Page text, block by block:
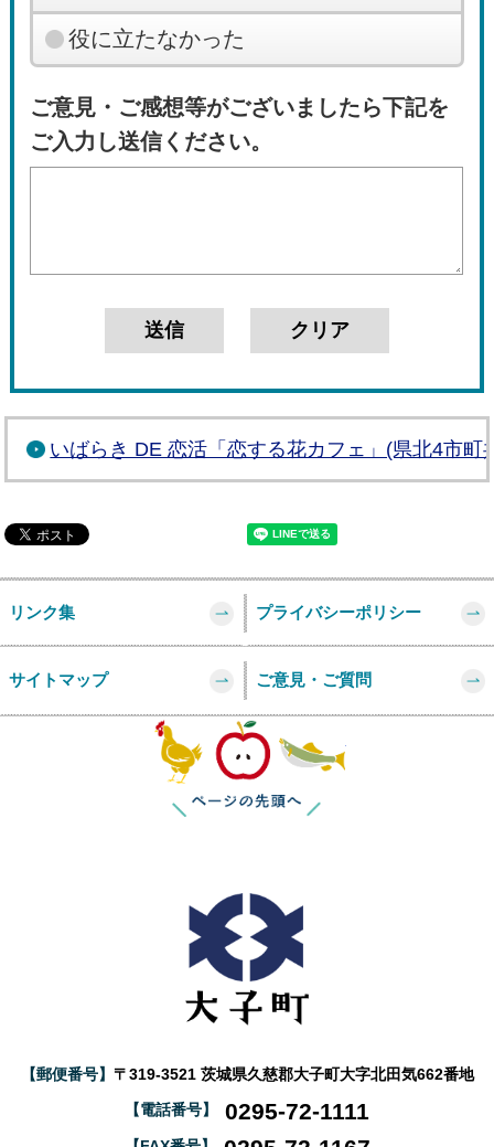
役に立たなかった
ご意見・ご感想等がございましたら下記を
ご入力し送信ください。
いばらき DE 恋活「恋する花カフェ」(県北4市町
リンク集 プライバシーポリシー
サイトマップ ご意見・ご質問
【郵便番号】 〒319-3521 茨城県久慈郡大子町大字北田気662番地
【電話番号】 0295-72-1111